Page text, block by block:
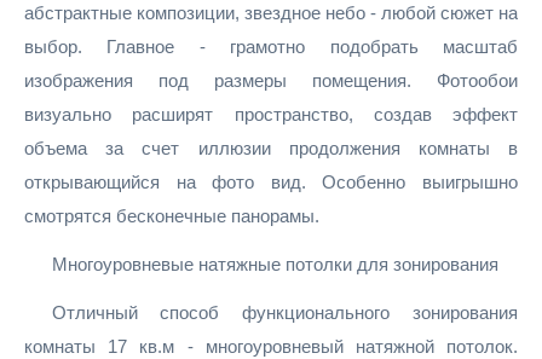
абстрактные композиции, звездное небо - любой сюжет на
выбор. Главное - грамотно подобрать масштаб
изображения под размеры помещения. Фотообои
визуально расширят пространство, создав эффект
объема за счет иллюзии продолжения комнаты в
открывающийся на фото вид. Особенно выигрышно
смотрятся бесконечные панорамы.
Многоуровневые натяжные потолки для зонирования
Отличный способ функционального зонирования
комнаты 17 кв.м - многоуровневый натяжной потолок.